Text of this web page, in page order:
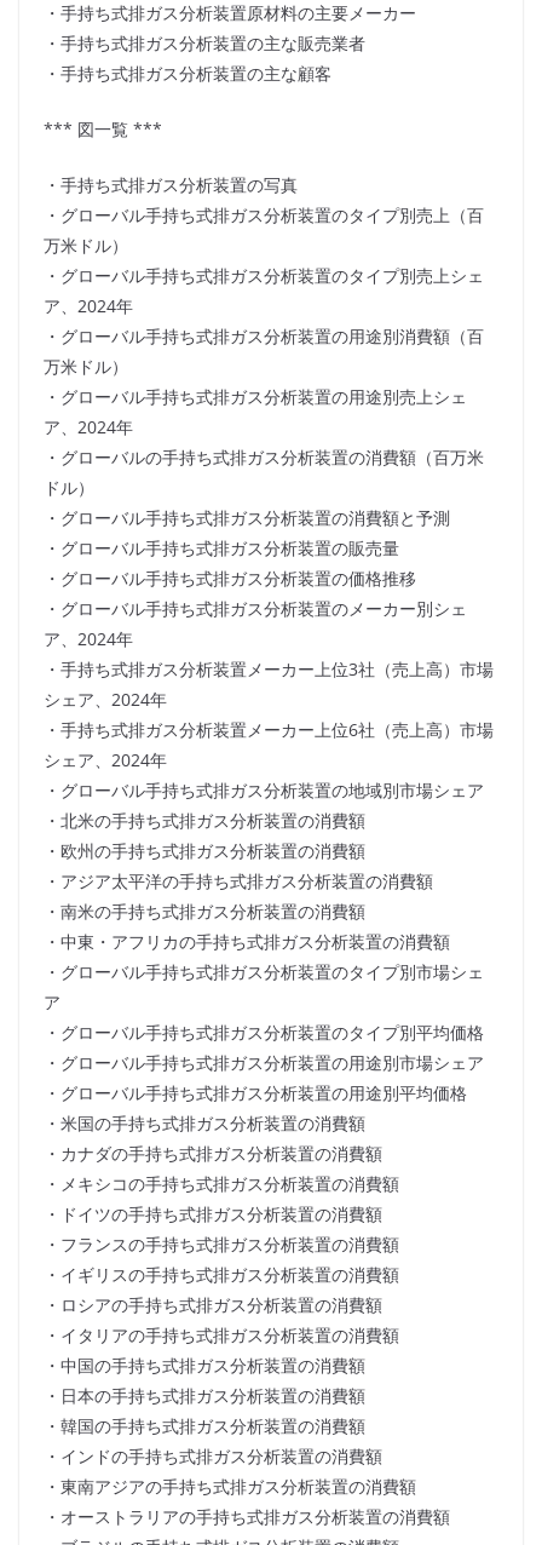
・手持ち式排ガス分析装置原材料の主要メーカー
・手持ち式排ガス分析装置の主な販売業者
・手持ち式排ガス分析装置の主な顧客
*** 図一覧 ***
・手持ち式排ガス分析装置の写真
・グローバル手持ち式排ガス分析装置のタイプ別売上（百
万米ドル）
・グローバル手持ち式排ガス分析装置のタイプ別売上シェ
ア、2024年
・グローバル手持ち式排ガス分析装置の用途別消費額（百
万米ドル）
・グローバル手持ち式排ガス分析装置の用途別売上シェ
ア、2024年
・グローバルの手持ち式排ガス分析装置の消費額（百万米
ドル）
・グローバル手持ち式排ガス分析装置の消費額と予測
・グローバル手持ち式排ガス分析装置の販売量
・グローバル手持ち式排ガス分析装置の価格推移
・グローバル手持ち式排ガス分析装置のメーカー別シェ
ア、2024年
・手持ち式排ガス分析装置メーカー上位3社（売上高）市場
シェア、2024年
・手持ち式排ガス分析装置メーカー上位6社（売上高）市場
シェア、2024年
・グローバル手持ち式排ガス分析装置の地域別市場シェア
・北米の手持ち式排ガス分析装置の消費額
・欧州の手持ち式排ガス分析装置の消費額
・アジア太平洋の手持ち式排ガス分析装置の消費額
・南米の手持ち式排ガス分析装置の消費額
・中東・アフリカの手持ち式排ガス分析装置の消費額
・グローバル手持ち式排ガス分析装置のタイプ別市場シェ
ア
・グローバル手持ち式排ガス分析装置のタイプ別平均価格
・グローバル手持ち式排ガス分析装置の用途別市場シェア
・グローバル手持ち式排ガス分析装置の用途別平均価格
・米国の手持ち式排ガス分析装置の消費額
・カナダの手持ち式排ガス分析装置の消費額
・メキシコの手持ち式排ガス分析装置の消費額
・ドイツの手持ち式排ガス分析装置の消費額
・フランスの手持ち式排ガス分析装置の消費額
・イギリスの手持ち式排ガス分析装置の消費額
・ロシアの手持ち式排ガス分析装置の消費額
・イタリアの手持ち式排ガス分析装置の消費額
・中国の手持ち式排ガス分析装置の消費額
・日本の手持ち式排ガス分析装置の消費額
・韓国の手持ち式排ガス分析装置の消費額
・インドの手持ち式排ガス分析装置の消費額
・東南アジアの手持ち式排ガス分析装置の消費額
・オーストラリアの手持ち式排ガス分析装置の消費額